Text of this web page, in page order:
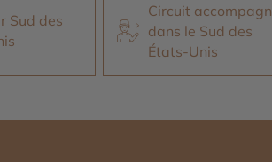
Sud des
Circuit
dans le Sud des
États-Unis